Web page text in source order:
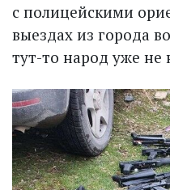
с полицейскими
выездах из города
тут-то народ уже не